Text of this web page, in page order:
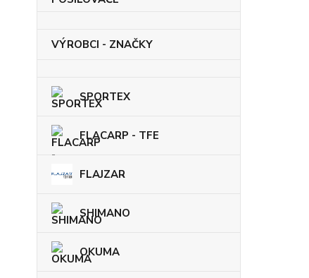
VÝROBCI - ZNAČKY
SPORTEX
FLACARP - TFE
FLAJZAR
SHIMANO
OKUMA